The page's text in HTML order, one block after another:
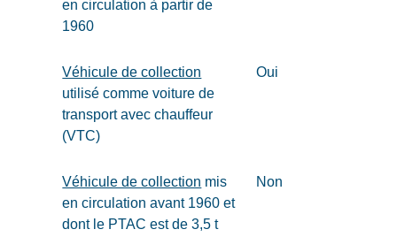
en circulation à partir de
1960
Véhicule de collection
utilisé comme voiture de
transport avec chauffeur
(VTC)
Oui
Véhicule de collection mis
en circulation avant 1960 et
dont le PTAC est de 3,5 t
Non